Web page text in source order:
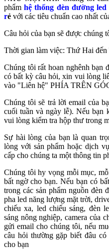
phẩmhệ thống đèn đường
rẻ với các tiêu chuẩn cao nhất
Câu hỏi của bạn sẽ được chúng
Thời gian làm việc: Thứ Hai đến
Chúng tôi rất hoan nghênh bạn
có bất kỳ câu hỏi, xin vui lòng
vào "Liên hệ" PHÍA TRÊN
Chúng tôi sẽ trả lời email của
cuối tuần và ngày lễ). Nếu bạn
vui lòng kiểm tra hộp thư trong
Sự hài lòng của bạn là quan
lòng với sản phẩm hoặc dịch
cấp cho chúng ta một thông tin
Chúng tôi hy vọng mỗi mục,
bất ngờ cho bạn. Nếu bạn có
trong các sản phẩm nguồn đèn
pha led năng lượng mặt trời,
chiếu xa, led chiếu sáng, đèn
sáng nông nghiệp, camera của
gửi email cho chúng tôi, nếu
câu hỏi thường gặp biết đâu
cho bạn